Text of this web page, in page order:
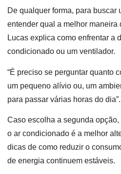
De qualquer forma, para buscar
entender qual a melhor maneira
Lucas explica como enfrentar a
condicionado ou um ventilador.
“É preciso se perguntar quanto
um pequeno alívio ou, um
para passar várias horas do dia”.
Caso escolha a segunda
o ar condicionado é a melhor
dicas de como reduzir o
de energia continuem estáveis.